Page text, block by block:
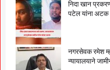
निदा खान
पटेल यांना अटक
नगरसेवक रमेश
न्यायालयाने